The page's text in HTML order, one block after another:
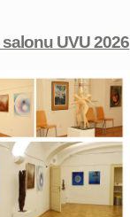
UVU 2026